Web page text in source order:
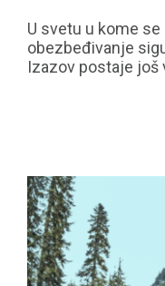
U svetu u kome
obezbeđivanje
Izazov postaje još